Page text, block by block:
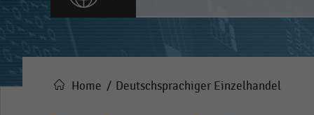
ALLE INHALTE
Pfadnavigation
Home Deutschsprachiger Einzelhandel